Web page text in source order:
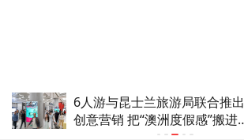
浙江宣传发声：相信华为还是那
个华为 穿越嘈杂一往无前